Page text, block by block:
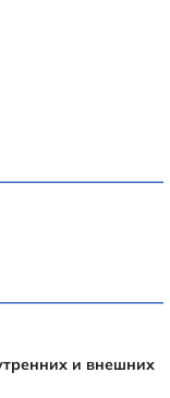
и внешних